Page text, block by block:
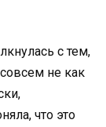
с тем,
не как
что это